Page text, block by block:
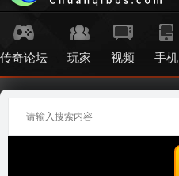
传奇论坛 玩家 视频 手机